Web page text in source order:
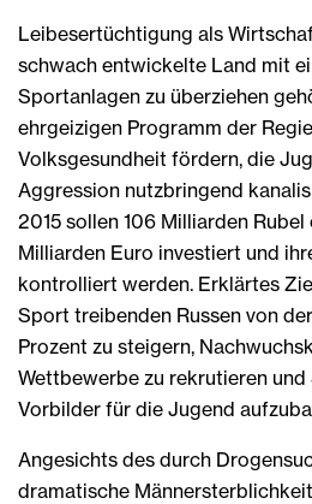
Leibesertüchtigung als
schwach entwickelte Land mit
Sportanlagen zu überziehen
ehrgeizigen Programm der
Volksgesundheit fördern, die
Aggression nutzbringend
2015 sollen 106 Milliarden
Milliarden Euro investiert und
kontrolliert werden. Erklärtes
Sport treibenden Russen von
Prozent zu steigern,
Wettbewerbe zu rekrutieren
Vorbilder für die Jugend
Angesichts des durch
dramatische